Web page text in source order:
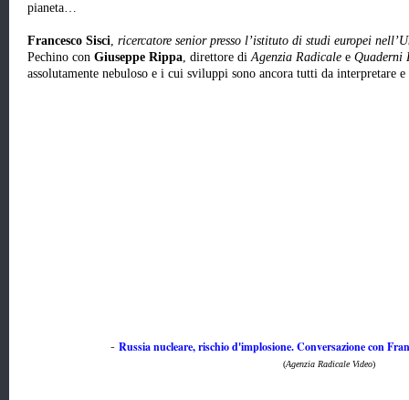
pianeta…
Francesco Sisci, ricercatore senior presso l’istituto di studi europei
Pechino con Giuseppe Rippa, direttore di Agenzia Radicale e Quaderni
assolutamente nebuloso e i cui sviluppi sono ancora tutti da
- Russia nucleare, rischio d'implosione. Conversazione con
(Agenzia Radicale Video)